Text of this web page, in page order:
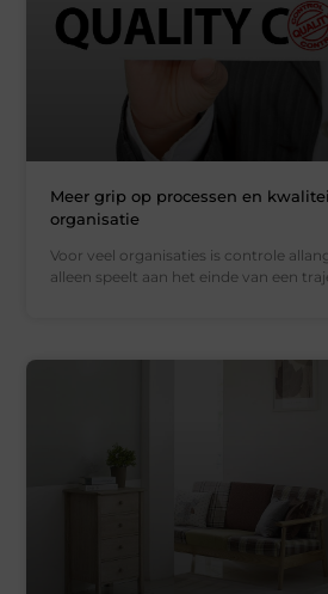
Meer grip op processen en
organisatie
Voor veel organisaties is controle
alleen speelt aan het einde van een